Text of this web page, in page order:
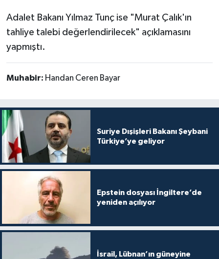
Adalet Bakanı Yılmaz Tunç ise "Murat Çalık'ın
tahliye talebi değerlendirilecek" açıklamasını
yapmıştı.
Muhabir: Handan Ceren Bayar
Suriye Dışişleri Bakanı Şeybani
Türkiye’ye geliyor
Epstein dosyası İngiltere’de
yeniden açılıyor
İsrail, Lübnan’ın güneyine